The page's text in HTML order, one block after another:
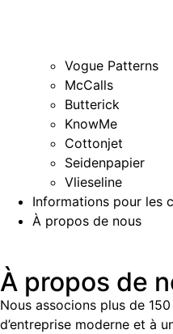
Vogue Patterns
McCalls
Butterick
KnowMe
Cottonjet
Seidenpapier
Vlieseline
Informations pour les
À propos de nous
À propos de
Nous associons plus de
d’entreprise moderne et à